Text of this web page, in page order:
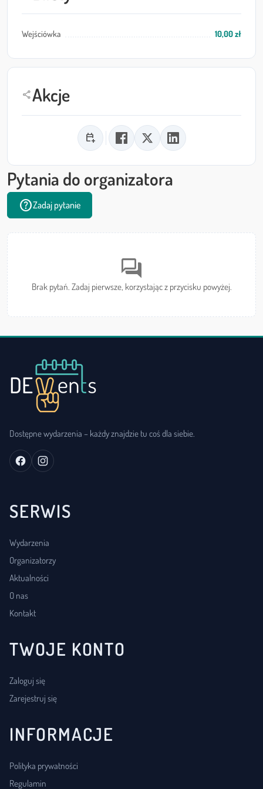
Wejściówka 10,00 zł
shareAkcje
calendar_add_on
Pytania do organizatora
helpZadaj pytanie
forum
Brak pytań. Zadaj pierwsze, korzystając z przycisku powyżej.
Dostępne wydarzenia – każdy znajdzie tu coś dla siebie.
SERWIS
Wydarzenia
Organizatorzy
Aktualności
O nas
Kontakt
TWOJE KONTO
Zaloguj się
Zarejestruj się
INFORMACJE
Polityka prywatności
Regulamin